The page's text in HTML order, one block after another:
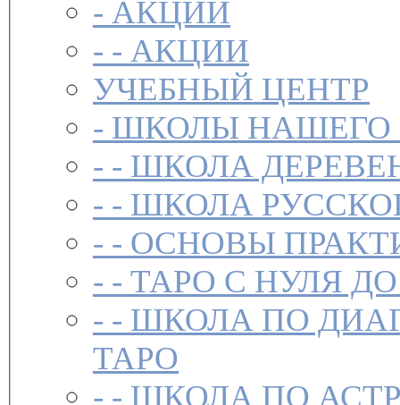
- АКЦИИ
- - АКЦИИ
УЧЕБНЫЙ ЦЕНТР
- ШКОЛЫ НАШЕГО
- - ШКОЛА
- - ШКОЛА
- - ОСНОВЫ
- - ТАРО С НУЛЯ
- - ШКОЛА ПО
ТАРО
- - ШКОЛА ПО